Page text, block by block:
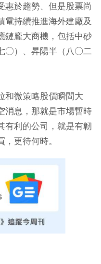
惠於趨勢、但是股票尚
電持續推進海外建廠及
鏈龐大商機，包括中砂
○）、昇陽半（八○二
和微策略股價瞬間大
消息，那就是市場暫時
有利的公司，就是有韌
更待何時。